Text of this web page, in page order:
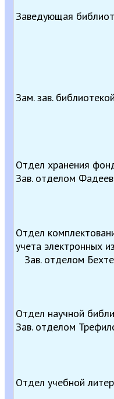
Заведующая
Зам. зав.
Отдел хранения
Зав. отделом
Отдел
учета электронных
Зав. отделом
Отдел научной
Зав. отделом
Отдел учебной